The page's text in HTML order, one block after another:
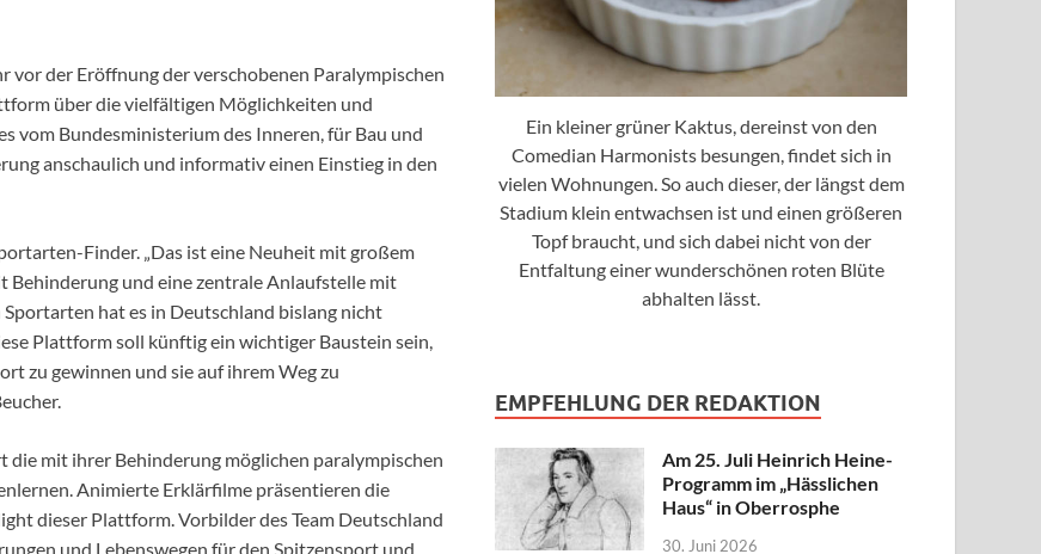
vor der Eröffnung der verschobenen Paralympischen
über die vielfältigen Möglichkeiten und
vom Bundesministerium des Inneren, für Bau und
anschaulich und informativ einen Einstieg in den
Finder. „Das ist eine Neuheit mit großem
und eine zentrale Anlaufstelle mit
hat es in Deutschland bislang nicht
Plattform soll künftig ein wichtiger Baustein sein,
zu gewinnen und sie auf ihrem Weg zu
mit ihrer Behinderung möglichen paralympischen
Animierte Erklärfilme präsentieren die
dieser Plattform. Vorbilder des Team Deutschland
und Lebenswegen für den Spitzensport und
Ein kleiner grüner Kaktus, dereinst von den
Comedian Harmonists besungen, findet sich in
vielen Wohnungen. So auch dieser, der längst dem
Stadium klein entwachsen ist und einen größeren
Topf braucht, und sich dabei nicht von der
Entfaltung einer wunderschönen roten Blüte
abhalten lässt.
EMPFEHLUNG DER REDAKTION
Am 25. Juli Heinrich Heine-
Programm im „Hässlichen
Haus“ in Oberrosphe
30. Juni 2026